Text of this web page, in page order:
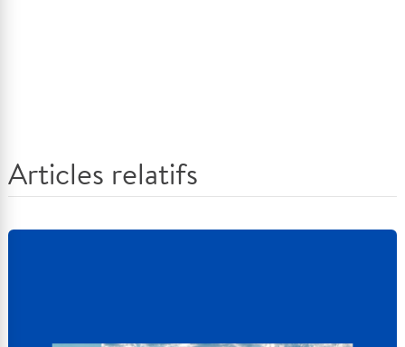
Articles relatifs